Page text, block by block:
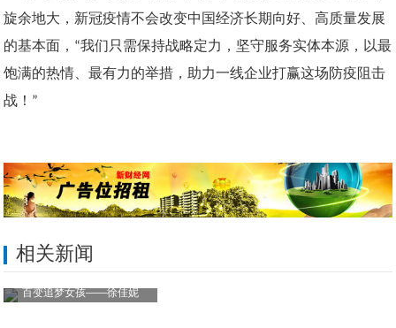
旋余地大，新冠疫情不会改变中国经济长期向好、高质量发展
的基本面， “我们只需保持战略定力，坚守服务实体本源，以最
饱满的热情、最有力的举措，助力一线企业打赢这场防疫阻击
战！”
相关新闻
百变追梦女孩——徐佳妮